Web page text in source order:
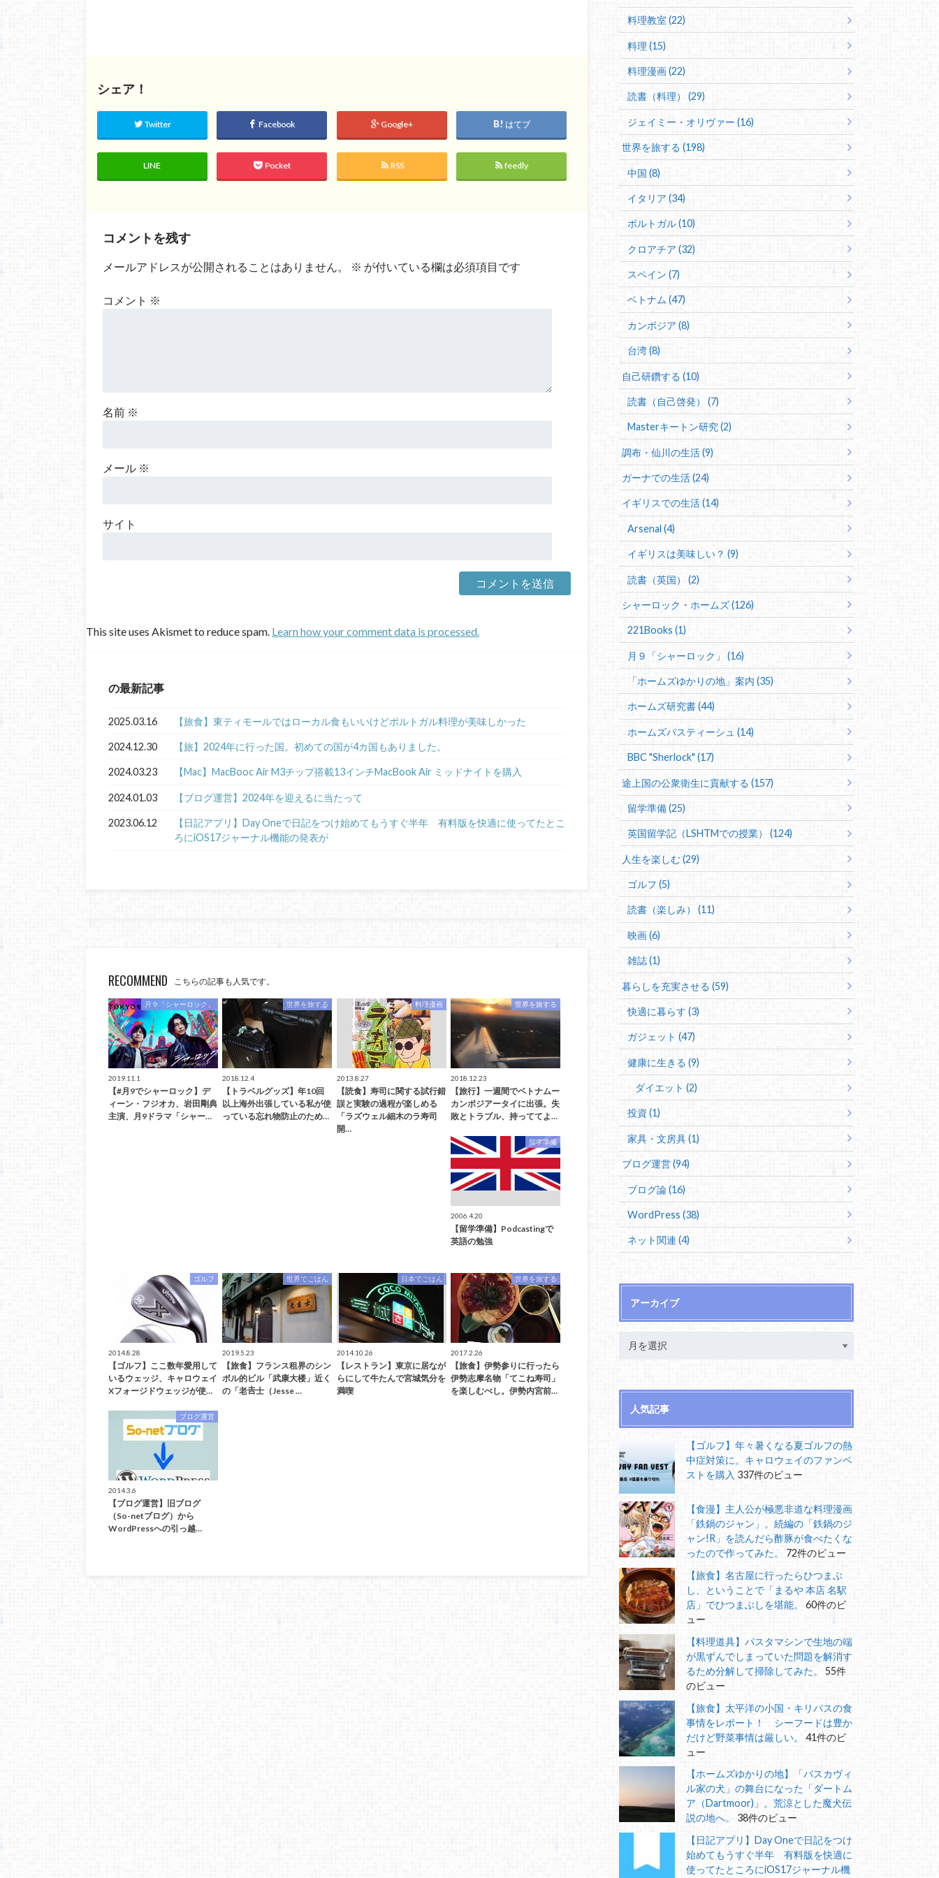
シェア！
Twitter Facebook Google+ はてブ
LINE Pocket RSS feedly
コメントを残す
メールアドレスが公開されることはありません。 ※ が付いている欄は必須項目です
コメント ※
名前 ※
メール ※
サイト
This site uses Akismet to reduce spam. Learn how your comment data is processed.
の最新記事
2025.03.16 【旅食】東ティモールではローカル食もいいけどポルトガル料理が美味しかった
2024.12.30 【旅】2024年に行った国。初めての国が4カ国もありました。
2024.03.23 【Mac】MacBooc Air M3チップ搭載13インチMacBook Air ミッドナイトを購入
2024.01.03 【ブログ運営】2024年を迎えるに当たって
2023.06.12
【日記アプリ】Day Oneで日記をつけ始めてもうすぐ半年 有料版を快適に使ってたとこ
ろにiOS17ジャーナル機能の発表が
RECOMMEND こちらの記事も人気です。
月９「シャーロック」
2019.11.1
【#月9でシャーロック】デ
ィーン・フジオカ、岩田剛典
主演、月9ドラマ「シャー…
世界を旅する
2018.12.4
【トラベルグッズ】年10回
以上海外出張している私が使
っている忘れ物防止のため…
料理漫画
2013.8.27
【読食】寿司に関する試行錯
誤と実験の過程が楽しめる
「ラズウェル細木のラ寿司
開…
世界を旅する
2018.12.23
【旅行】一週間でベトナムー
カンボジアータイに出張。失
敗とトラブル、持っててよ…
留学準備
2006.4.20
【留学準備】Podcastingで
英語の勉強
ゴルフ
2014.8.28
【ゴルフ】ここ数年愛用して
いるウェッジ、キャロウェイ
Xフォージドウェッジが使…
世界でごはん
2019.5.23
【旅食】フランス租界のシン
ボル的ビル「武康大楼」近く
の「老𠮷士（Jesse …
日本でごはん
2014.10.26
【レストラン】東京に居なが
らにして牛たんで宮城気分を
満喫
世界を旅する
2017.2.26
【旅食】伊勢参りに行ったら
伊勢志摩名物「てこね寿司」
を楽しむべし。伊勢内宮前…
ブログ運営
2014.3.6
【ブログ運営】旧ブログ
（So-netブログ）から
WordPressへの引っ越…
料理教室 (22)
料理 (15)
料理漫画 (22)
読書（料理） (29)
ジェイミー・オリヴァー (16)
世界を旅する (198)
中国 (8)
イタリア (34)
ポルトガル (10)
クロアチア (32)
スペイン (7)
ベトナム (47)
カンボジア (8)
台湾 (8)
自己研鑽する (10)
読書（自己啓発） (7)
Masterキートン研究 (2)
調布・仙川の生活 (9)
ガーナでの生活 (24)
イギリスでの生活 (14)
Arsenal (4)
イギリスは美味しい？ (9)
読書（英国） (2)
シャーロック・ホームズ (126)
221Books (1)
月９「シャーロック」 (16)
「ホームズゆかりの地」案内 (35)
ホームズ研究書 (44)
ホームズパスティーシュ (14)
BBC "Sherlock" (17)
途上国の公衆衛生に貢献する (157)
留学準備 (25)
英国留学記（LSHTMでの授業） (124)
人生を楽しむ (29)
ゴルフ (5)
読書（楽しみ） (11)
映画 (6)
雑誌 (1)
暮らしを充実させる (59)
快適に暮らす (3)
ガジェット (47)
健康に生きる (9)
ダイエット (2)
投資 (1)
家具・文房具 (1)
ブログ運営 (94)
ブログ論 (16)
WordPress (38)
ネット関連 (4)
アーカイブ
人気記事
【ゴルフ】年々暑くなる夏ゴルフの熱
中症対策に。キャロウェイのファンベ
ストを購入 337件のビュー
【食漫】主人公が極悪非道な料理漫画
「鉄鍋のジャン」。続編の「鉄鍋のジ
ャン!R」を読んだら酢豚が食べたくな
ったので作ってみた。
72件のビュー
【旅食】名古屋に行ったらひつまぶ
し、ということで「まるや 本店 名駅
店」でひつまぶしを堪能。
60件のビ
ュー
【料理道具】パスタマシンで生地の端
が黒ずんでしまっていた問題を解消す
るため分解して掃除してみた。
55件
のビュー
【旅食】太平洋の小国・キリバスの食
事情をレポート！ シーフードは豊か
だけど野菜事情は厳しい。
41件のビ
ュー
【ホームズゆかりの地】「バスカヴィ
ル家の犬」の舞台になった「ダートム
ア（Dartmoor)」。荒涼とした魔犬伝
説の地へ。
38件のビュー
【日記アプリ】Day Oneで日記をつけ
始めてもうすぐ半年 有料版を快適に
使ってたところにiOS17ジャーナル機